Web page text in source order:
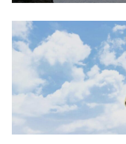
Poèmes
Homélies
Homélies de
Homélies de
Mon témoignage